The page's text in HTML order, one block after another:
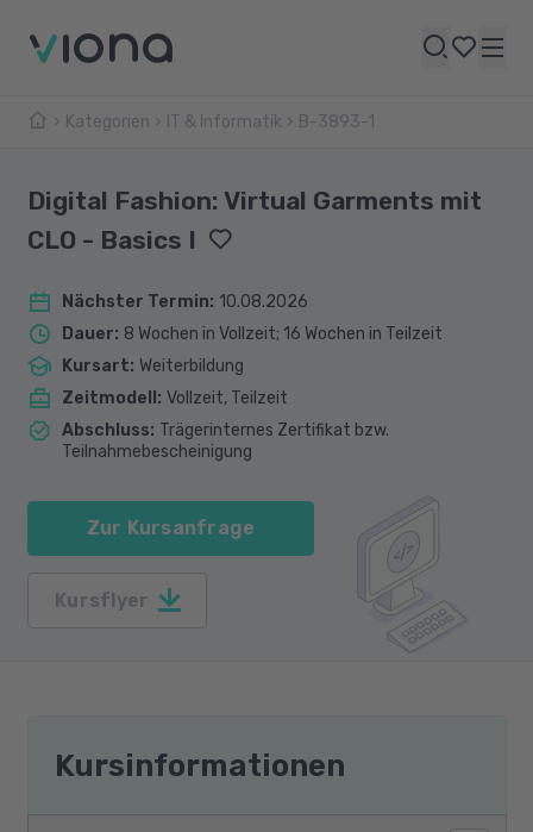
Kategorien IT & Informatik B-3893-1
Digital Fashion: Virtual Garments mit
CLO - Basics I
Nächster Termin: 10.08.2026
Dauer: 8 Wochen in Vollzeit; 16 Wochen in Teilzeit
Kursart: Weiterbildung
Zeitmodell : Vollzeit, Teilzeit
Abschluss: Trägerinternes Zertifikat bzw.
Teilnahmebescheinigung
Zur Kursanfrage
Kursflyer
Kursinformationen